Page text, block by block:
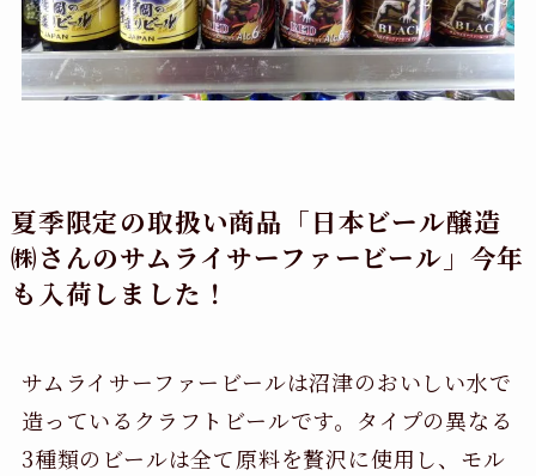
夏季限定の取扱い商品「日本ビール醸造
㈱さんのサムライサーファービール」今年
も入荷しました！
サムライサーファービールは沼津のおいしい水で
造っているクラフトビールです。タイプの異なる
3種類のビールは全て原料を贅沢に使用し、モル